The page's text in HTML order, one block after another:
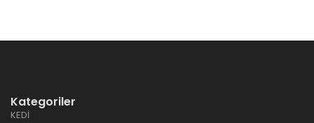
Kategoriler
KEDİ